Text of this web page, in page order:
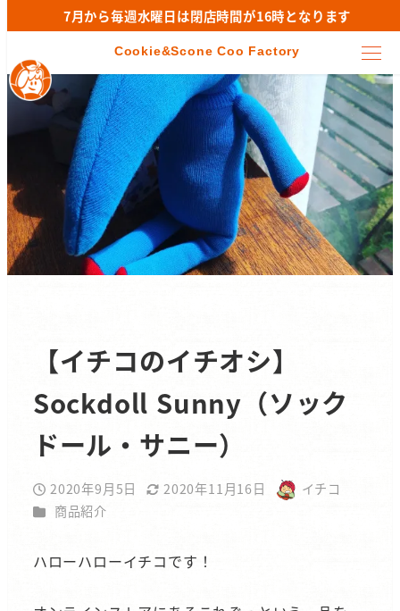
7月から毎週水曜日は閉店時間が16時となります
【イチコのイチオシ】
Sockdoll Sunny（ソック
ドール・サニー）
投稿日
2020年9月5日
更新日
2020年11月16日
著
イチコ
カテゴリー
商品紹介
ハローハローイチコです！